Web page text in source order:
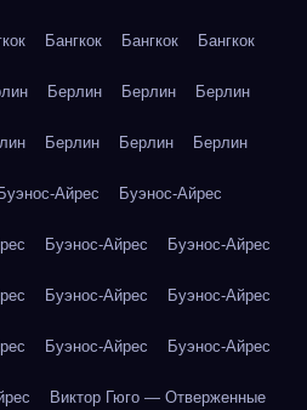
Бангкок Бангкок Бангкок
Берлин Берлин Берлин
Берлин Берлин Берлин
Буэнос-Айрес Буэнос-Айрес
Буэнос-Айрес Буэнос-Айрес
Буэнос-Айрес Буэнос-Айрес
Буэнос-Айрес Буэнос-Айрес
Виктор Гюго — Отверженные